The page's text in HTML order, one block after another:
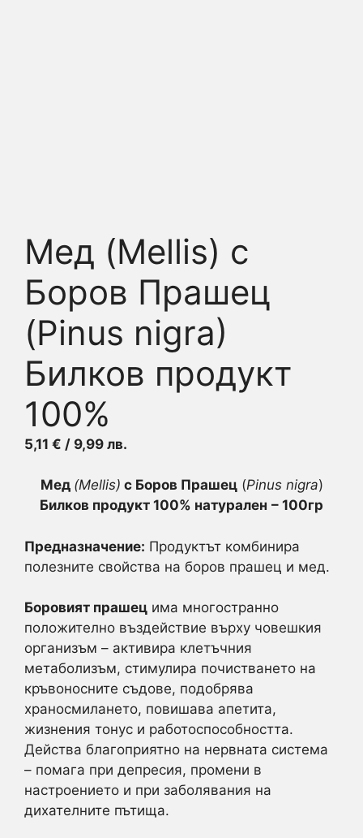
Мед (Mellis) с
Боров Прашец
(Pinus nigra)
Билков продукт
100%
5,11 € / 9,99 лв.
Мед (Mellis) с Боров Прашец(Pinus nigra)
Билков продукт 100% натурален – 100гр
Предназначение: Продуктът комбинира
полезните свойства на боров прашец и мед.
Боровият прашец има многостранно
положително въздействие върху човешкия
организъм – активира клетъчния
метаболизъм, стимулира почистването на
кръвоносните съдове, подобрява
храносмилането, повишава апетита,
жизнения тонус и работоспособността.
Действа благоприятно на нервната система
– помага при депресия, промени в
настроението и при заболявания на
дихателните пътища.